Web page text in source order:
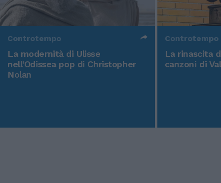
Controtempo
La modernità di Ulisse
nell'Odissea pop di Christopher
Nolan
Controtempo
La rinascita
canzoni di